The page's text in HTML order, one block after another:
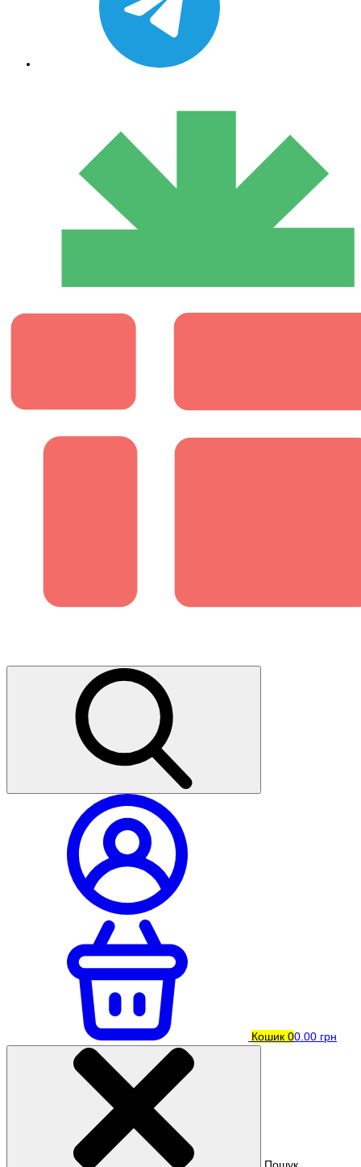
Кошик 00.00 грн